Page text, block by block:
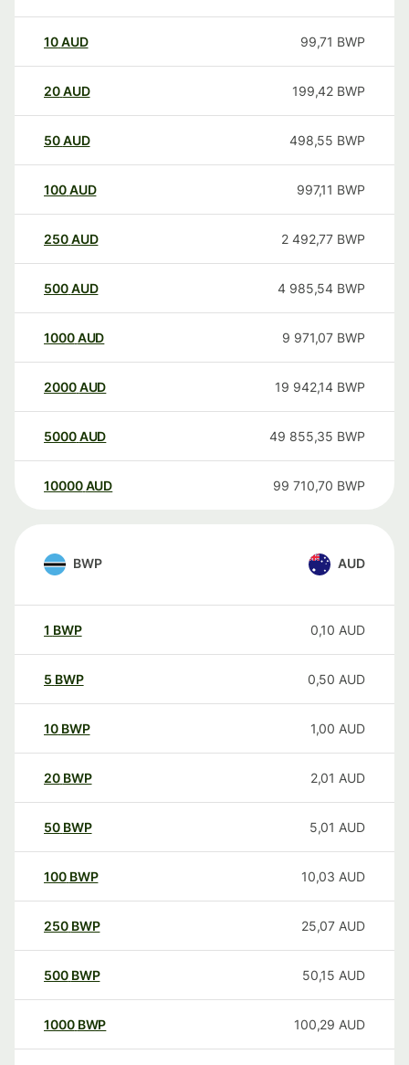
10AUD 99,71 BWP
20AUD 199,42 BWP
50AUD 498,55 BWP
100AUD 997,11 BWP
250AUD 2 492,77 BWP
500AUD 4 985,54 BWP
1000AUD 9 971,07 BWP
2000AUD 19 942,14 BWP
5000AUD 49 855,35 BWP
10000 AUD 99 710,70 BWP
BWP AUD
1 BWP 0,10 AUD
5 BWP 0,50 AUD
10 BWP 1,00 AUD
20 BWP 2,01 AUD
50 BWP 5,01 AUD
100 BWP 10,03 AUD
250 BWP 25,07 AUD
500 BWP 50,15 AUD
1000 BWP 100,29 AUD